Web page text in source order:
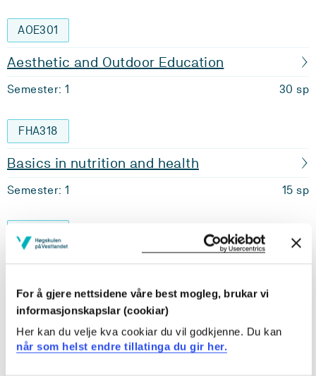
For å gjere nettsidene våre best mogleg, brukar vi
informasjonskapslar (cookiar)
Her kan du velje kva cookiar du vil godkjenne. Du kan
når som helst endre tillatinga du gir her.
AOE301
Aesthetic and Outdoor Education
Semester: 1 30 sp
FHA318
Basics in nutrition and health
Semester: 1 15 sp
og tekst
Semester: 1
MGUEN402